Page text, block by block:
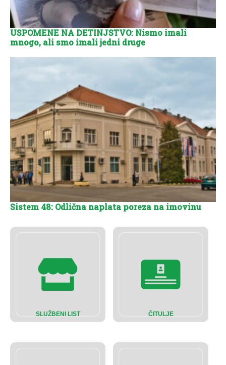
SLUŽBENI LIST ČITULJE
USPOMENE NA DETINJSTVO: Nismo imali
mnogo, ali smo imali jedni druge
Sistem 48: Odlična naplata poreza na imovinu